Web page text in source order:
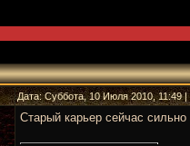
Дата: Суббота, 10 Июля 2010, 11:49
Старый карьер сейчас